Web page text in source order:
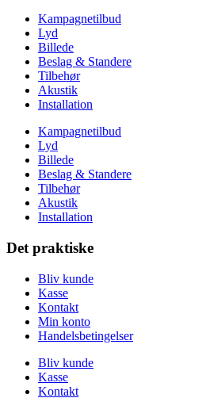
Kampagnetilbud
Lyd
Billede
Beslag & Standere
Tilbehør
Akustik
Installation
Kampagnetilbud
Lyd
Billede
Beslag & Standere
Tilbehør
Akustik
Installation
Det praktiske
Bliv kunde
Kasse
Kontakt
Min konto
Handelsbetingelser
Bliv kunde
Kasse
Kontakt